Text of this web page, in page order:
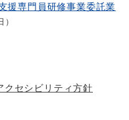
援専門員研修事業委託業
クセシビリティ方針